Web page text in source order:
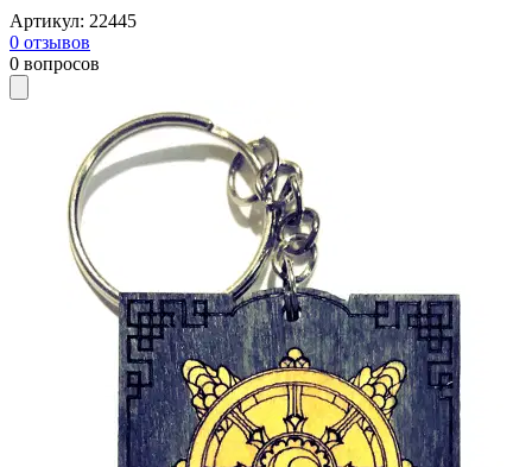
Артикул: 22445
0 отзывов
0 вопросов